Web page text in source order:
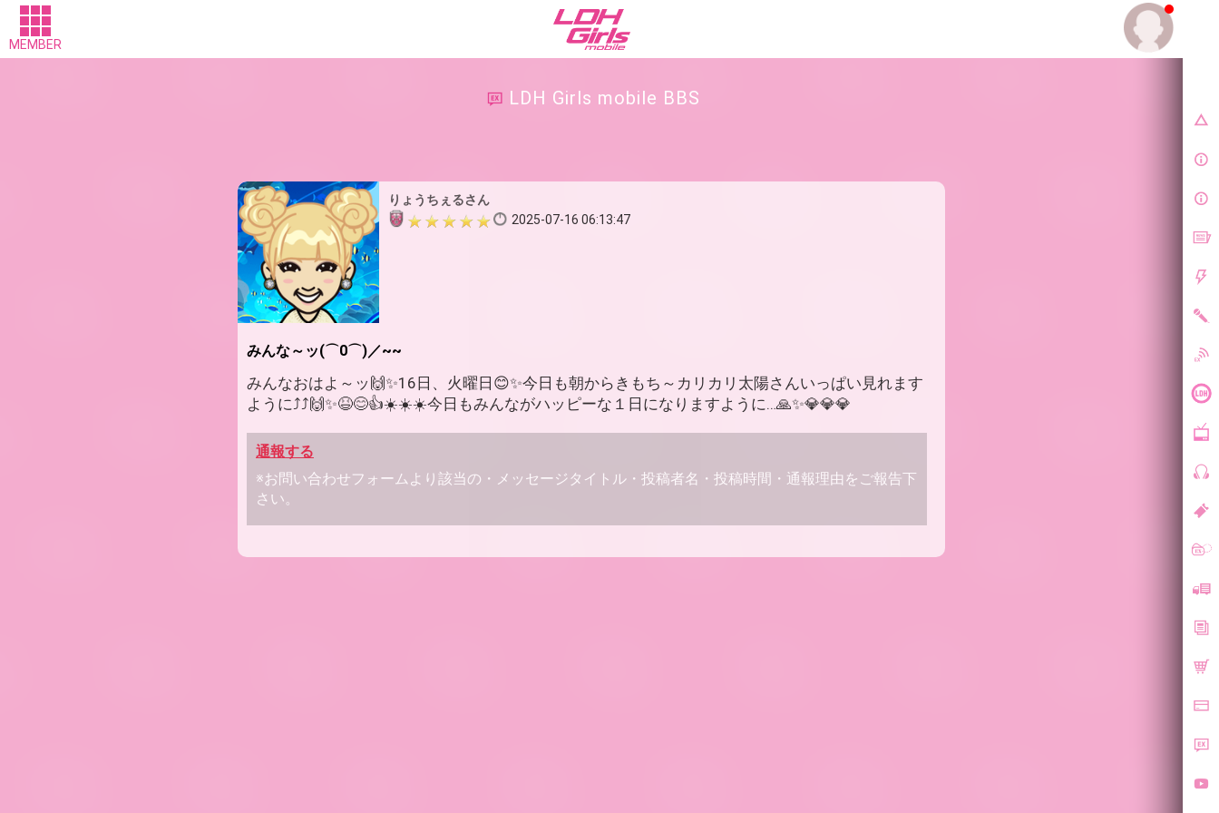
MEMBER
LDH Girls mobile BBS
りょうちぇるさん
2025-07-16 06:13:47
みんな～ッ(⌒0⌒)／~~
みんなおはよ～ッ🙌✨16日、火曜日😊✨今日も朝からきもち～カリカリ太陽さんいっぱい見れます
ように⤴️⤴️🙌✨😆😊👍☀️☀️☀️今日もみんながハッピーな１日になりますように…🙏✨💎💎💎
通報する
※お問い合わせフォームより該当の・メッセージタイトル・投稿者名・投稿時間・通報理由をご報告下
さい。